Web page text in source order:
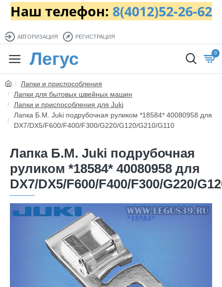
Наш телефон: 8(4012)52-26-62
АВТОРИЗАЦИЯ РЕГИСТРАЦИЯ
Легус 0
Лапки и приспособления
Лапки для бытовых швейных машин
Лапки и приспособления для Juki
Лапка Б.М. Juki подрубочная руликом *18584* 40080958 для
DX7/DX5/F600/F400/F300/G220/G120/G210/G110
Лапка Б.М. Juki подрубочная
руликом *18584* 40080958 для
DX7/DX5/F600/F400/F300/G220/